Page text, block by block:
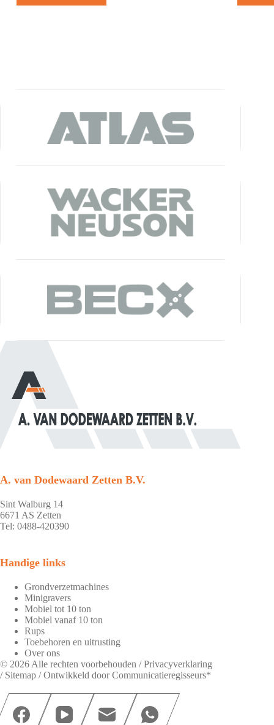
A. van Dodewaard Zetten B.V.
Sint Walburg 14
6671 AS Zetten
Tel: 0488-420390
Handige links
Grondverzetmachines
Minigravers
Mobiel tot 10 ton
Mobiel vanaf 10 ton
Rups
Toebehoren en uitrusting
Over ons
© 2026 Alle rechten voorbehouden /Privacyverklaring
/ Sitemap / Ontwikkeld doorCommunicatieregisseurs*